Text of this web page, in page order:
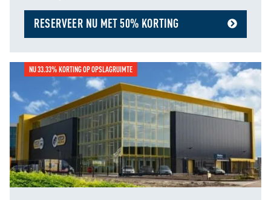
RESERVEER NU MET 50% KORTING
NU 33.33% KORTING OP OPSLAGRUIMTE